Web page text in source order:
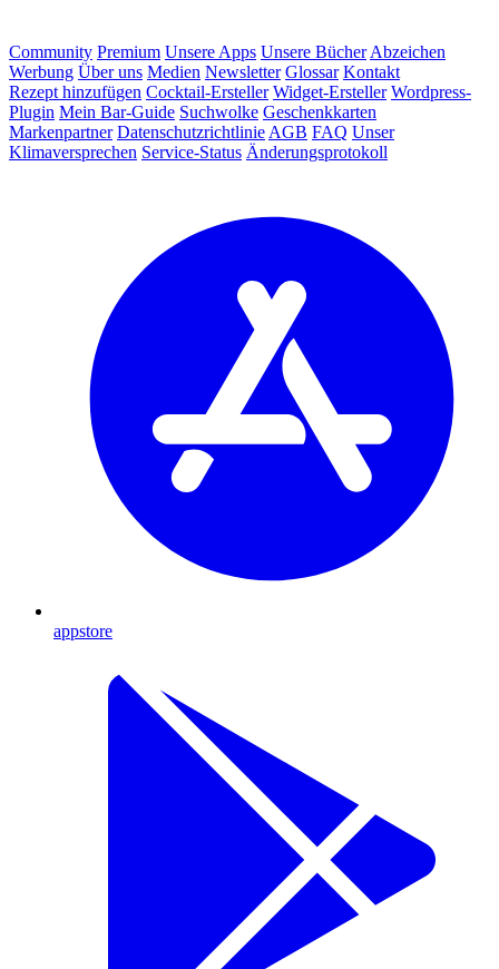
Community Premium Unsere Apps Unsere Bücher Abzeichen
Werbung Über uns Medien Newsletter Glossar Kontakt
Rezept hinzufügen Cocktail-Ersteller Widget-Ersteller Wordpress-
Plugin Mein Bar-Guide Suchwolke Geschenkkarten
Markenpartner Datenschutzrichtlinie AGB FAQ Unser
Klimaversprechen Service-Status Änderungsprotokoll
appstore